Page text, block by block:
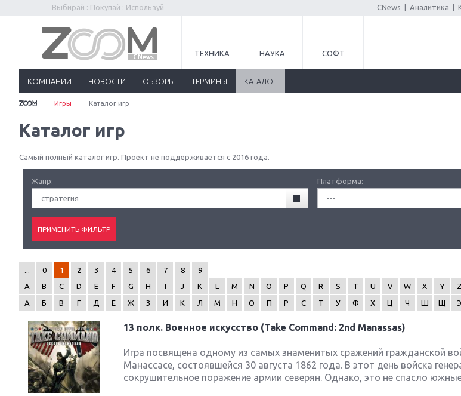
Выбирай : Покупай : Используй CNews Аналитика
ТЕХНИКА НАУКА СОФТ
КОМПАНИИ НОВОСТИ ОБЗОРЫ ТЕРМИНЫ КАТАЛОГ
Игры Каталог игр
Каталог игр
Самый полный каталог игр. Проект не поддерживается с 2016 года.
Жанр:
стратегия
Платформа:
---
0 1 2 3 4 5 6 7 8
9
A
B C D E F G H I J K L M N O P Q R S T U V W X Y
Z
А
Б В Г Д Е Ж З И К Л М Н О П Р С Т У Ф Х Ц Ч Ш Щ Э
13 полк. Военное искусство (Take Command: 2nd Manassas)
Игра посвящена одному из самых знаменитых сражений гражданской
Манассасе, состоявшейся 30 августа 1862 года. В этот день войска
сокрушительное поражение армии северян. Однако, это не спасло
Next